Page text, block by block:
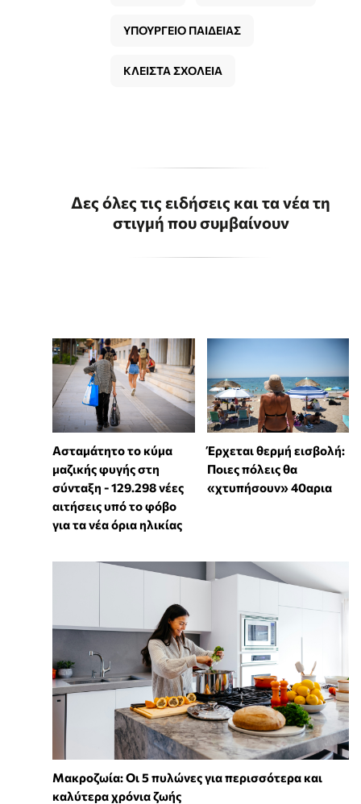
ΥΠΟΥΡΓΕΙΟ ΠΑΙΔΕΙΑΣ
ΚΛΕΙΣΤΑ ΣΧΟΛΕΙΑ
Δες όλες τις ειδήσεις και τα νέα τη
στιγμή που συμβαίνουν
Ασταμάτητο το κύμα
μαζικής φυγής στη
σύνταξη - 129.298 νέες
αιτήσεις υπό το φόβο
για τα νέα όρια ηλικίας
Έρχεται θερμή εισβολή:
Ποιες πόλεις θα
«χτυπήσουν» 40αρια
Mακροζωία: Οι 5 πυλώνες για περισσότερα και
καλύτερα χρόνια ζωής